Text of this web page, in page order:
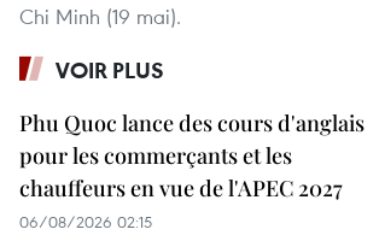
Chi Minh (19 mai).
VOIR PLUS
Phu Quoc lance des cours d'anglais
pour les commerçants et les
chauffeurs en vue de l'APEC 2027
06/08/2026 02:15